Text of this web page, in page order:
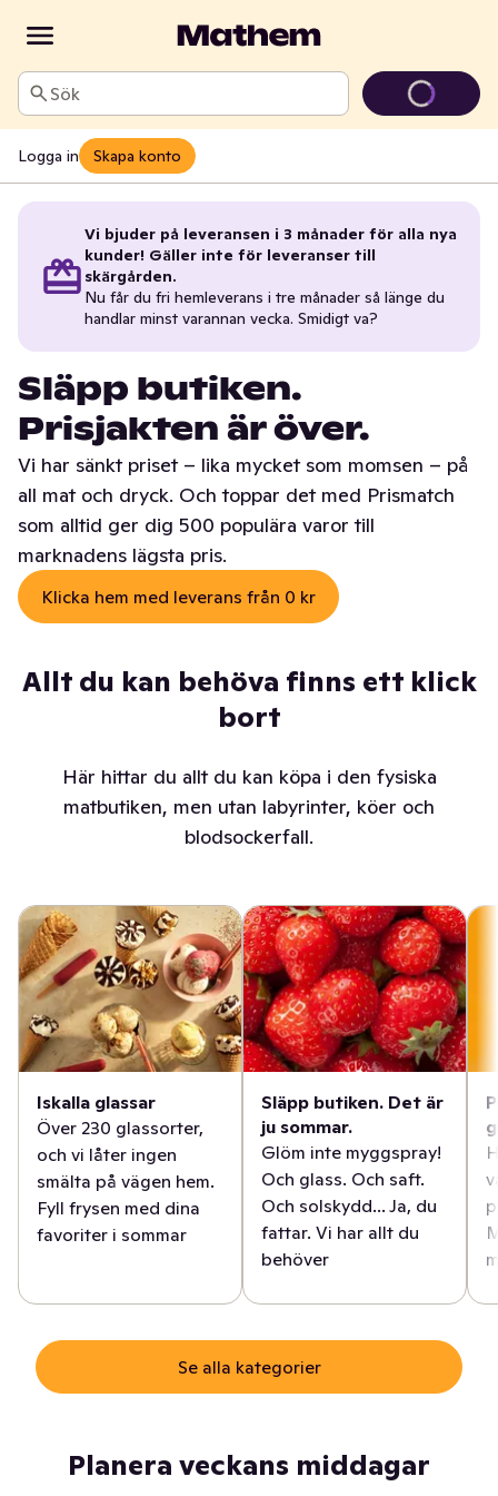
Sök
Logga in Skapa konto
Vi bjuder på leveransen i 3 månader för alla nya
kunder! Gäller inte för leveranser till
skärgården.
Nu får du fri hemleverans i tre månader så länge du
handlar minst varannan vecka. Smidigt va?
Släpp butiken.
Prisjakten är över.
Vi har sänkt priset – lika mycket som momsen – på
all mat och dryck. Och toppar det med Prismatch
som alltid ger dig 500 populära varor till
marknadens lägsta pris.
Klicka hem med leverans från 0 kr
Allt du kan behöva finns ett klick
bort
Här hittar du allt du kan köpa i den fysiska
matbutiken, men utan labyrinter, köer och
blodsockerfall.
Iskalla glassar
Över 230 glassorter,
och vi låter ingen
smälta på vägen hem.
Fyll frysen med dina
favoriter i sommar
Släpp butiken. Det är
ju sommar.
Glöm inte myggspray!
Och glass. Och saft.
Och solskydd... Ja, du
fattar. Vi har allt du
behöver
Se alla kategorier
Planera veckans middagar